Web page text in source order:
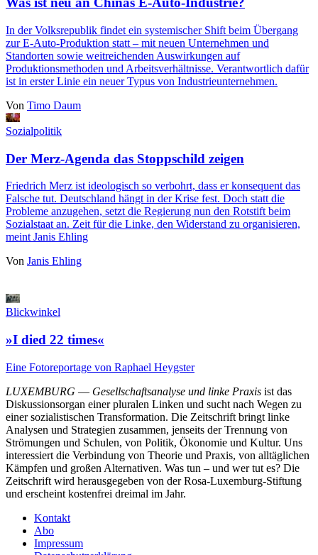
In der Volksrepublik findet ein systemischer Shift beim Übergang
zur E-Auto-Produktion statt ‒ mit neuen Unternehmen und
Standorten sowie weitreichenden Auswirkungen auf
Produktionsmethoden und Arbeitsverhältnisse. Verantwortlich dafür
ist in erster Linie ein neuer Typus von Industrieunternehmen.
Von Timo Daum
Sozialpolitik
Der Merz-Agenda das Stoppschild zeigen
Friedrich Merz ist ideologisch so verbohrt, dass er konsequent das
Falsche tut. Deutschland hängt in der Krise fest. Doch statt die
Probleme anzugehen, setzt die Regierung nun den Rotstift beim
Sozialstaat an. Zeit für die Linke, den Widerstand zu organisieren,
meint Janis Ehling
Von Janis Ehling
Blickwinkel
»I died 22 times«
Eine Fotoreportage von Raphael Heygster
LUXEMBURG — Gesellschaftsanalyse und linke Praxis ist das
Diskussionsorgan einer pluralen Linken und sucht nach Wegen zu
einer sozialistischen Transformation. Die Zeitschrift bringt linke
Analysen und Strategien zusammen, jenseits der Trennung von
Strömungen und Schulen, von Politik, Ökonomie und Kultur. Uns
interessiert die Verbindung von Theorie und Praxis, von alltäglichen
Kämpfen und großen Alternativen. Was tun – und wer tut es? Die
Zeitschrift wird herausgegeben von der Rosa-Luxemburg-Stiftung
und erscheint kostenfrei dreimal im Jahr.
Kontakt
Abo
Impressum